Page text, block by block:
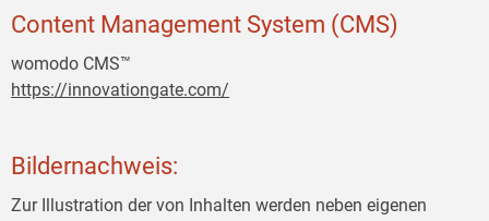
Content Management System (CMS)
womodo CMS™
https://innovationgate.com/
Bildernachweis:
Zur Illustration der von Inhalten werden neben eigenen